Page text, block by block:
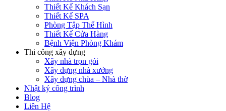
Thiết Kế Khách Sạn
Thiết Kế SPA
Phòng Tập Thể Hình
Thiết Kế Cửa Hàng
Bệnh Viện Phòng Khám
Thi công xây dựng
Xây nhà trọn gói
Xây dựng nhà xưởng
Xây dựng chùa – Nhà thờ
Nhật ký công trình
Blog
Liên Hệ